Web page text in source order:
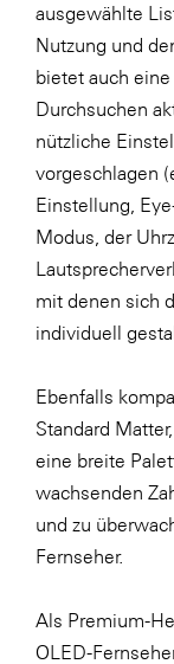
ausgewählte
Nutzung und
bietet auch
Durchsuchen
nützliche
vorgeschlagen
Einstellung,
Modus, der
mit denen sich
individuell
Ebenfalls
Standard
eine breite
wachsenden
und zu
Fernseher.
Als Premium-
OLED-